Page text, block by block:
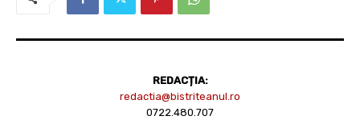
REDACȚIA:
redactia@bistriteanul.ro
0722.480.707